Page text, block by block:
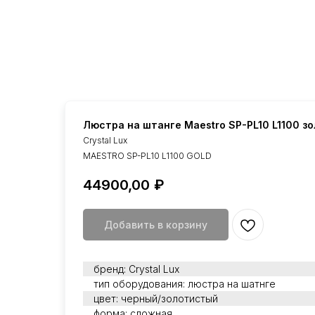
Люстра на штанге Maestro SP-PL10 L1100
Crystal Lux
MAESTRO SP-PL10 L1100 GOLD
44900,00 ₽
Добавить в корзину
бренд: Crystal Lux
тип оборудования: люстра на шатнге
цвет: черный/золотистый